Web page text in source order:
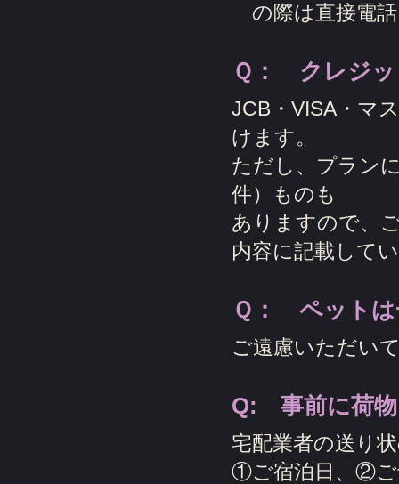
の際は直接電
Ｑ： クレジッ
JCB・VISA・マ
けます。
ただし、プラン
件）ものも
ありますので、
内容に記載して
Ｑ： ペットは
ご遠慮いただい
Q: 事前に荷物
宅配業者の送り
①ご宿泊日、②ご